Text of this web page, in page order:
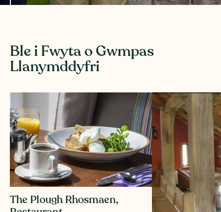
Ble i Fwyta o Gwmpas
Llanymddyfri
The Plough Rhosmaen,